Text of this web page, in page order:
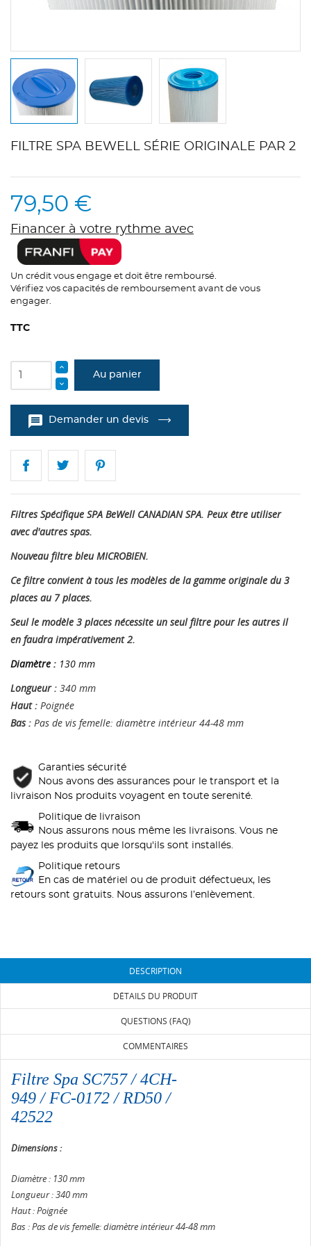
FILTRE SPA BEWELL SÉRIE ORIGINALE PAR 2
79,50 €
Financer à votre rythme avec
Un crédit vous engage et doit être remboursé.
Vérifiez vos capacités de remboursement avant de vous
engager.
TTC
Au panier
message Demander un devis
Filtres Spécifique SPA BeWell CANADIAN SPA. Peux être utiliser
avec d'autres spas.
Nouveau filtre bleu MICROBIEN.
Ce filtre convient à tous les modèles de la gamme originale du 3
places au 7 places.
Seul le modèle 3 places nécessite un seul filtre pour les autres il
en faudra impérativement 2.
Diamètre : 130 mm
Longueur : 340 mm
Haut : Poignée
Bas : Pas de vis femelle: diamètre intérieur 44-48 mm
Garanties sécurité
Nous avons des assurances pour le transport et la
livraison Nos produits voyagent en toute serenité.
Politique de livraison
Nous assurons nous même les livraisons. Vous ne
payez les produits que lorsqu'ils sont installés.
Politique retours
En cas de matériel ou de produit défectueux, les
retours sont gratuits. Nous assurons l’enlèvement.
DESCRIPTION
DÉTAILS DU PRODUIT
QUESTIONS (FAQ)
COMMENTAIRES
Filtre Spa SC757 / 4CH-
949 / FC-0172 / RD50 /
42522
Dimensions :
Diamètre : 130 mm
Longueur : 340 mm
Haut : Poignée
Bas : Pas de vis femelle: diamètre intérieur 44-48 mm